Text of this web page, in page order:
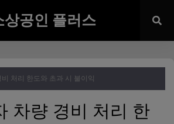
상공인 플러스
처리 한도와 초과 시 불이익
차량 경비 처리 한